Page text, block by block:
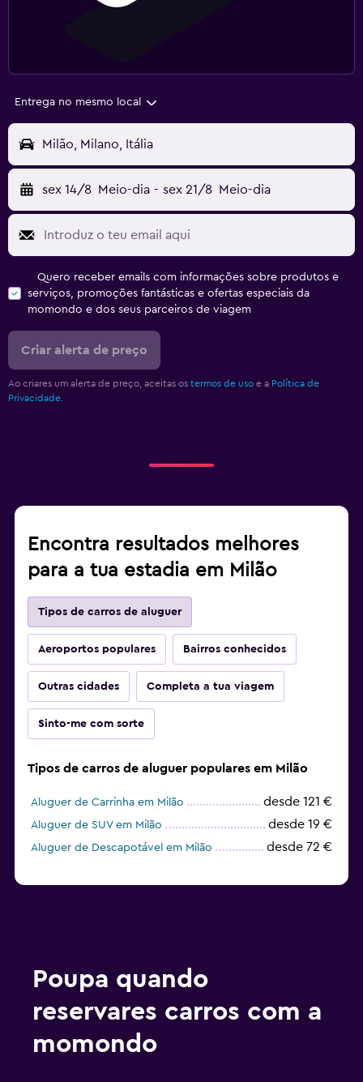
Entrega no mesmo local
Milão, Milano, Itália
sex 14/8 Meio-dia - sex 21/8 Meio-dia
Quero receber emails com informações sobre produtos e
serviços, promoções fantásticas e ofertas especiais da
momondo e dos seus parceiros de viagem
Criar alerta de preço
Ao criares um alerta de preço, aceitas os termos de uso e a Política de
Privacidade.
Encontra resultados melhores
para a tua estadia em Milão
Tipos de carros de aluguer
Aeroportos populares Bairros conhecidos
Outras cidades Completa a tua viagem
Sinto-me com sorte
Tipos de carros de aluguer populares em Milão
Aluguer de Carrinha em Milão desde 121 €
Aluguer de SUV em Milão desde 19 €
Aluguer de Descapotável em Milão desde 72 €
Poupa quando
reservares carros com a
momondo